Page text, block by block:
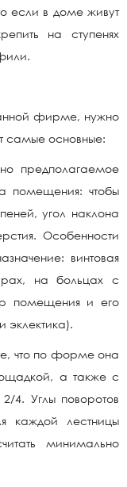
если в доме живут
на ступенях
фирме, нужно
самые основные:
предполагаемое
помещения: чтобы
угол наклона
Особенности
винтовая
на больцах с
помещения и его
эклектика).
что по форме она
а также с
4. Углы поворотов
каждой лестницы
минимально